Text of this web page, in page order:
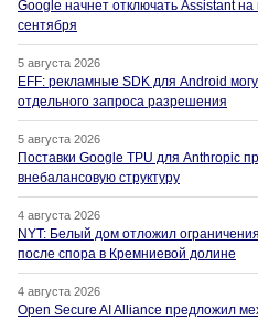
Google начнет отключать Assistant
сентября
5 августа 2026
EFF: рекламные SDK для Android
отдельного запроса разрешения
5 августа 2026
Поставки Google TPU для Anthropic
внебалансовую структуру
4 августа 2026
NYT: Белый дом отложил
после спора в Кремниевой долине
4 августа 2026
Open Secure AI Alliance предложил